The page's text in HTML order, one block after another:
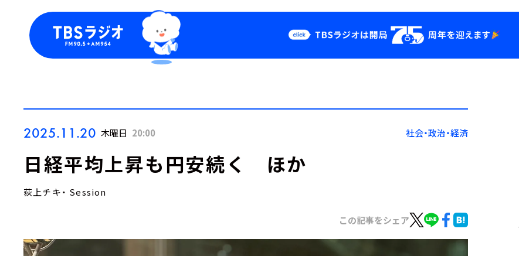
Podcast
YouTube
会社情報
2025.11.20 木曜日 20:00 社会・政治・経済
日経平均上昇も円安続く ほか
荻上チキ・ Session
この記事をシェア